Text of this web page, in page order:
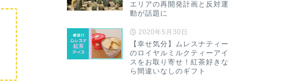
エリアの再開発計画と反対運
動が話題に
2020年5月30日
【幸せ気分】ムレスナティー
のロイヤルミルクティーアイ
スをお取り寄せ！紅茶好きな
ら間違いなしのギフト